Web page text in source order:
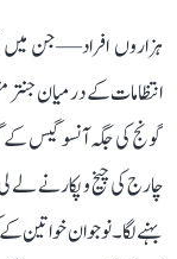
ہزاروں افراد—جن میں
انتظامات کے درمیان
گونج کی جگہ آنسو گیس کے
چارج کی چیخ و پکار نے
بہنے لگا۔ نوجوان خواتین